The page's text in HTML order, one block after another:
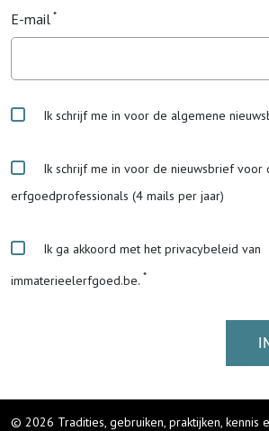
E-mail
Ik schrijf me in voor de algemene
Ik schrijf me in voor de nieuwsbrief voor
erfgoedprofessionals (4 mails per jaar)
Ik ga akkoord met het privacybeleid van
immaterieelerfgoed.be.
© 2026 Tradities, gebruiken, praktijken, kennis